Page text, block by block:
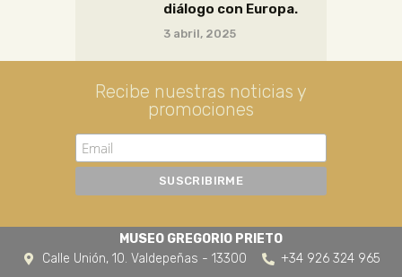
NOTICIAS
diálogo con Europa.
3 abril, 2025
Recibe nuestras noticias y
promociones
MUSEO GREGORIO PRIETO
Calle Unión, 10. Valdepeñas - 13300
+34 926 324 965